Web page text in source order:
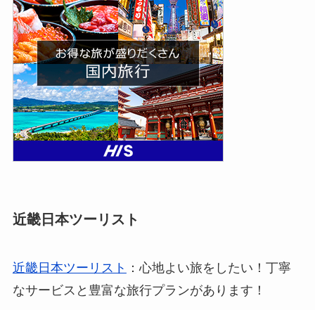
特に若年層から高齢者まで、幅広い年齢層のお客
様に対応した旅行プランが充実しています。
旅行のプロが皆様の旅をサポートし、快適で楽し
い時間をお約束します。